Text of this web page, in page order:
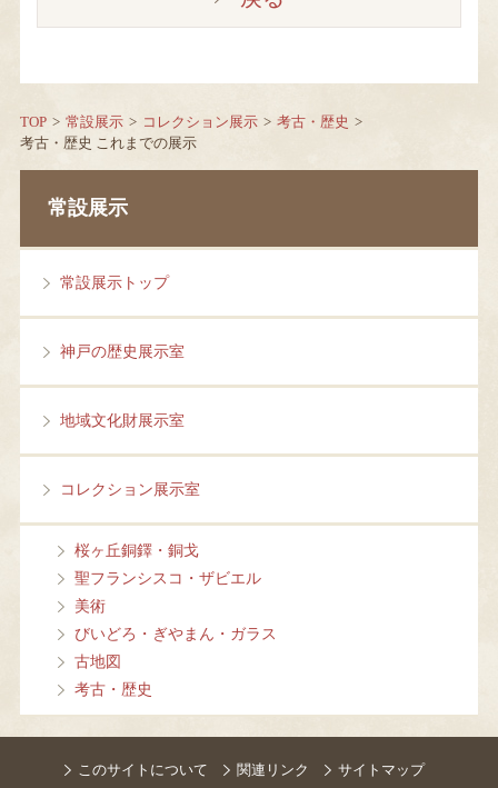
TOP 常設展示 コレクション展示
考古・歴史
考古・歴史 これまでの展示
常設展示
常設展示トップ
神戸の歴史展示室
地域文化財展示室
コレクション展示室
桜ヶ丘銅鐸・銅戈
聖フランシスコ・ザビエル
美術
びいどろ・ぎやまん・ガラス
古地図
考古・歴史
このサイトについて 関連リンク サイトマップ